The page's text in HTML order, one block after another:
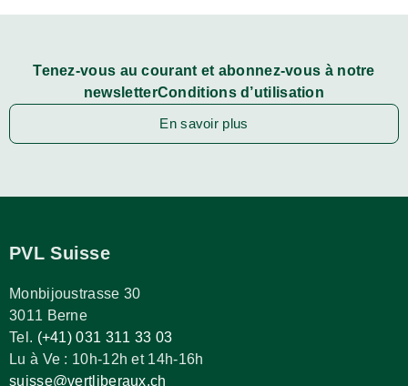
Tenez-vous au courant et abonnez-vous à notre
newsletterConditions d’utilisation
En savoir plus
PVL Suisse
Monbijoustrasse 30
3011 Berne
Tel. (+41) 031 311 33 03
Lu à Ve : 10h-12h et 14h-16h
suisse@vertliberaux.ch